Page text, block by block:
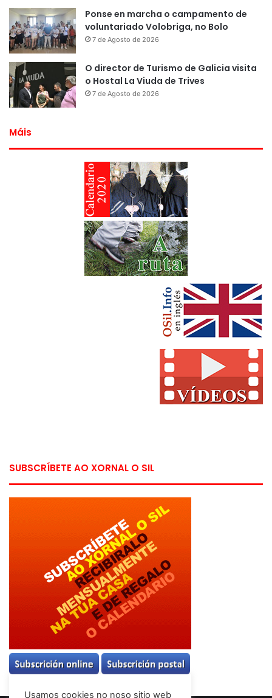
Ponse en marcha o campamento de
voluntariado Volobriga, no Bolo
7 de Agosto de 2026
O director de Turismo de Galicia visita
o Hostal La Viuda de Trives
7 de Agosto de 2026
Máis
SUBSCRÍBETE AO XORNAL O SIL
Usamos cookies no noso sitio web